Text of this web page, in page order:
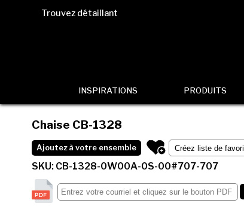
Trouvez détaillant
INSPIRATIONS PRODUITS
Chaise CB-1328
Ajoutez à votre ensemble
SKU: CB-1328-0W00A-0S-00#707-707